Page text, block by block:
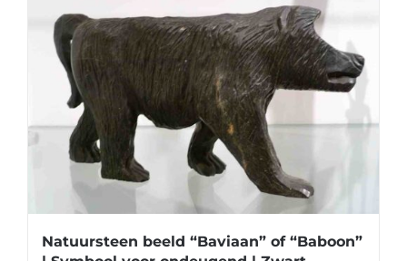
Natuursteen beeld “Baviaan” of “Baboon”